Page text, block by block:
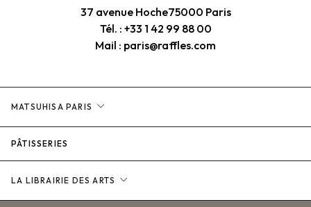
37 avenue Hoche75000 Paris
Tél. : +33 1 42 99 88 00
Mail : paris@raffles.com
MATSUHISA PARIS expand_more
PÂTISSERIES
LA LIBRAIRIE DES ARTS expand_more